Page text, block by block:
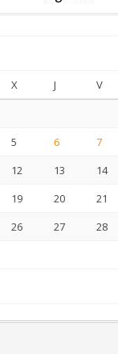
X J V
5 6 7
12 13 14
19 20 21
26 27 28